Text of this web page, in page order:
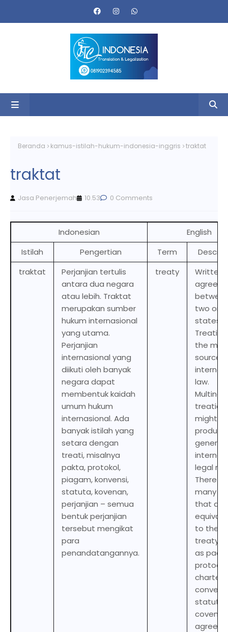
Beranda kamus-istilah-hukum-indonesia-inggris traktat
traktat
Jasa Penerjemah 10.53 0 Comments
Indonesian
English
Istilah
Pengertian Term
traktat
Perjanjian tertulis
antara dua negara
atau lebih. Traktat
merupakan sumber
hukum internasional
yang utama.
Perjanjian
internasional yang
diikuti oleh banyak
negara dapat
membentuk kaidah
umum hukum
internasional. Ada
banyak istilah yang
setara dengan
treati, misalnya
pakta, protokol,
piagam, konvensi,
statuta, kovenan,
perjanjian – semua
bentuk perjanjian
tersebut mengikat
para
penandatangannya.
treaty
Written
two or
states.
the
source
law.
treaties
might
general
legal
There
many
that are
to the
treaty,
as pact,
charter,
statute,